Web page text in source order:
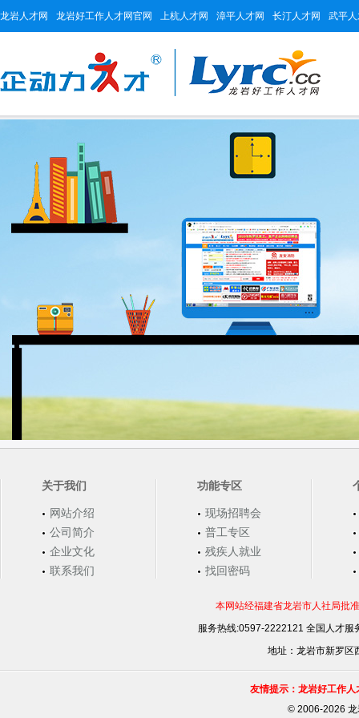
龙岩人才网 龙岩好工作人才网官网 上杭人才网 漳平人才网 长汀人才网 武平
关于我们
网站介绍
公司简介
企业文化
联系我们
功能专区
现场招聘会
普工专区
残疾人就业
找回密码
本网站经福建省龙岩市人社局批
服务热线:0597-2222121 全国人才
地址：龙岩市新罗区
友情提示：龙岩好工作
©2006-2026 龙